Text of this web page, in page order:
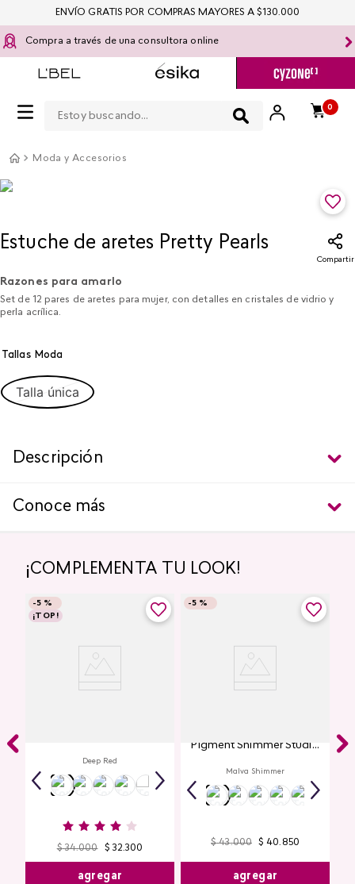
Compra a través de una consultora online
0
ENVÍO GRATIS POR COMPRAS MAYORES A $130.000
Moda y Accesorios
Estuche de aretes Pretty Pearls
Compartir
Razones para amarlo
Set de 12 pares de aretes para mujer, con detalles en cristales de vidrio y
perla acrílica.
Tallas Moda
Talla única
Descripción
Conoce más
¡COMPLEMENTA TU LOOK!
-5 %
¡TOP!
Deep Red
$ 34.000 $ 32.300
agregar
-5 %
Pigment Shimmer Studio
Malva Shimmer
$ 43.000 $ 40. 850
agregar